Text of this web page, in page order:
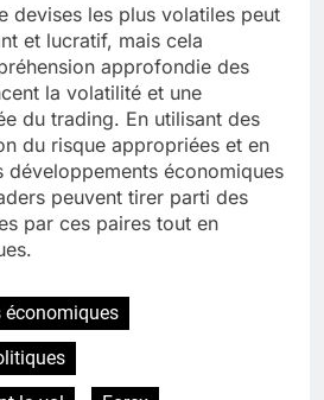
devises les plus volatiles peut
et lucratif, mais cela
approfondie des
la volatilité et une
du trading. En utilisant des
du risque appropriées et en
développements économiques
peuvent tirer parti des
par ces paires tout en
économiques